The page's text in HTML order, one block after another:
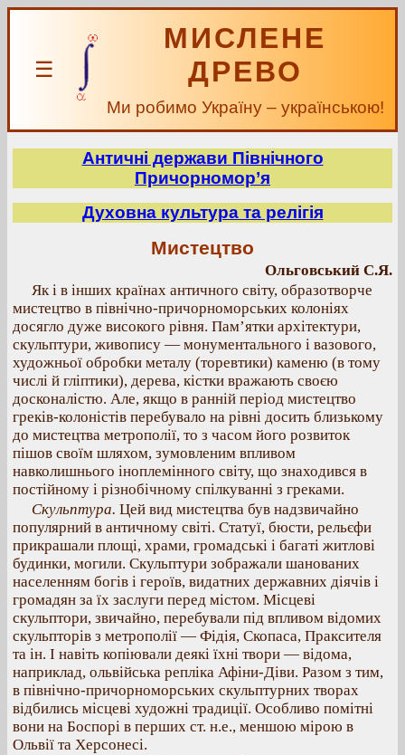
☰
МИСЛЕНЕ
ДРЕВО
Ми робимо Україну – українською!
Античні держави Північного
Причорномор’я
Духовна культура та релігія
Мистецтво
Ольговський С.Я.
Як і в інших країнах античного світу, образотворче
мистецтво в північно-причорноморських колоніях
досягло дуже високого рівня. Пам’ятки архітектури,
скульптури, живопису — монументального і вазового,
художньої обробки металу (торевтики) каменю (в тому
числі й гліптики), дерева, кістки вражають своєю
досконалістю. Але, якщо в ранній період мистецтво
греків-колоністів перебувало на рівні досить близькому
до мистецтва метрополії, то з часом його розвиток
пішов своїм шляхом, зумовленим впливом
навколишнього іноплемінного світу, що знаходився в
постійному і різнобічному спілкуванні з греками.
Скульптура. Цей вид мистецтва був надзвичайно
популярний в античному світі. Статуї, бюсти, рельєфи
прикрашали площі, храми, громадські і багаті житлові
будинки, могили. Скульптури зображали шанованих
населенням богів і героїв, видатних державних діячів і
громадян за їх заслуги перед містом. Місцеві
скульптори, звичайно, перебували під впливом відомих
скульпторів з метрополії — Фідія, Скопаса, Праксителя
та ін. І навіть копіювали деякі їхні твори — відома,
наприклад, ольвійська репліка Афіни-Діви. Разом з тим,
в північно-причорноморських скульптурних творах
відбились місцеві художні традиції. Особливо помітні
вони на Боспорі в перших ст. н.е., меншою мірою в
Ольвії та Херсонесі.